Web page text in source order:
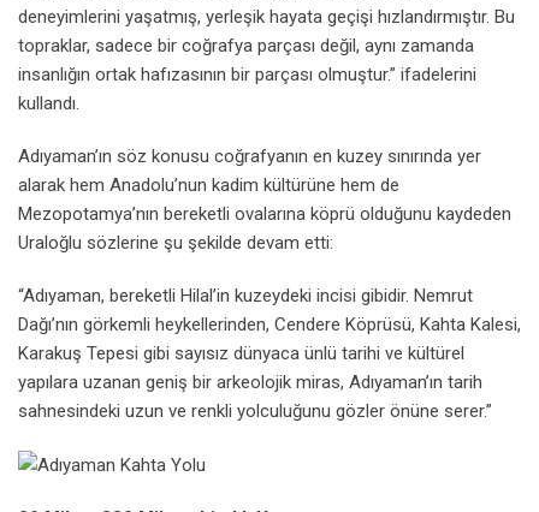
deneyimlerini yaşatmış, yerleşik hayata geçişi hızlandırmıştır. Bu
topraklar, sadece bir coğrafya parçası değil, aynı zamanda
insanlığın ortak hafızasının bir parçası olmuştur.” ifadelerini
kullandı.
Adıyaman’ın söz konusu coğrafyanın en kuzey sınırında yer
alarak hem Anadolu’nun kadim kültürüne hem de
Mezopotamya’nın bereketli ovalarına köprü olduğunu kaydeden
Uraloğlu sözlerine şu şekilde devam etti:
“Adıyaman, bereketli Hilal’in kuzeydeki incisi gibidir. Nemrut
Dağı’nın görkemli heykellerinden, Cendere Köprüsü, Kahta Kalesi,
Karakuş Tepesi gibi sayısız dünyaca ünlü tarihi ve kültürel
yapılara uzanan geniş bir arkeolojik miras, Adıyaman’ın tarih
sahnesindeki uzun ve renkli yolculuğunu gözler önüne serer.”